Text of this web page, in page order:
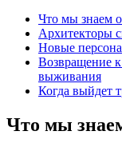
Что мы знаем о
Архитекторы
Новые
Возвращение к
выживания
Когда выйдет
Что мы